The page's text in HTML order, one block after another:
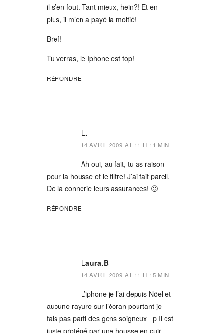
il s’en fout. Tant mieux, hein?! Et en
plus, il m’en a payé la moitié!
Bref!
Tu verras, le Iphone est top!
RÉPONDRE
L.
14 AVRIL 2009 AT 11 H 11 MIN
Ah oui, au fait, tu as raison
pour la housse et le filtre! J’ai fait pareil.
De la connerie leurs assurances! 🙂
RÉPONDRE
Laura.B
14 AVRIL 2009 AT 11 H 15 MIN
L’iphone je l’ai depuis Nöel et
aucune rayure sur l’écran pourtant je
fais pas parti des gens soigneux =p Il est
juste protégé par une housse en cuir